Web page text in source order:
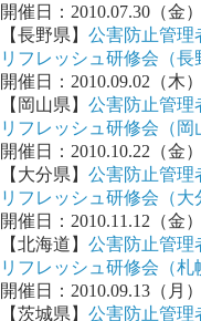
開催日：2010.07.30（金）
【長野県】 公害防止管
リフレッシュ研修会（長
開催日：2010.09.02（木）
【岡山県】 公害防止管
リフレッシュ研修会（岡
開催日：2010.10.22（金）
【大分県】 公害防止管
リフレッシュ研修会（大
開催日：2010.11.12（金）
【北海道】 公害防止管
リフレッシュ研修会（札
開催日：2010.09.13（月）
【茨城県】 公害防止管